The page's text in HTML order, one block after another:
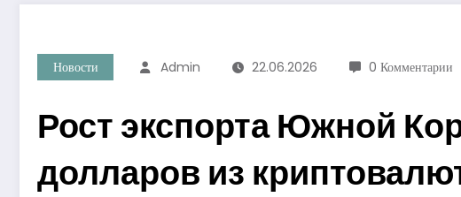
Новости Admin 22.06.2026 0 Комментарии
Рост экспорта Южной
долларов из